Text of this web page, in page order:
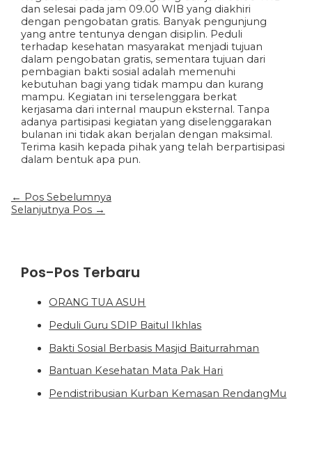
dan selesai pada jam 09.00 WIB yang diakhiri
dengan pengobatan gratis. Banyak pengunjung
yang antre tentunya dengan disiplin. Peduli
terhadap kesehatan masyarakat menjadi tujuan
dalam pengobatan gratis, sementara tujuan dari
pembagian bakti sosial adalah memenuhi
kebutuhan bagi yang tidak mampu dan kurang
mampu. Kegiatan ini terselenggara berkat
kerjasama dari internal maupun eksternal. Tanpa
adanya partisipasi kegiatan yang diselenggarakan
bulanan ini tidak akan berjalan dengan maksimal.
Terima kasih kepada pihak yang telah berpartisipasi
dalam bentuk apa pun.
← Pos Sebelumnya
Selanjutnya Pos →
Pos-Pos Terbaru
ORANG TUA ASUH
Peduli Guru SDIP Baitul Ikhlas
Bakti Sosial Berbasis Masjid Baiturrahman
Bantuan Kesehatan Mata Pak Hari
Pendistribusian Kurban Kemasan RendangMu